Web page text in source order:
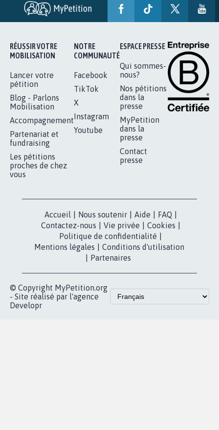
RÉUSSIR VOTRE
MOBILISATION
Lancer votre
pétition
Blog - Parlons
Mobilisation
Accompagnement
Partenariat et
fundraising
Les pétitions
proches de chez
vous
NOTRE
COMMUNAUTÉ
Facebook
TikTok
X
Instagram
Youtube
ESPACE PRESSE
Qui sommes-
nous?
Nos pétitions
dans la
presse
MyPetition
dans la
presse
Contact
presse
Accueil Nous soutenir Aide FAQ
Contactez-nous
Vie privée Cookies
Politique de confidentialité
Mentions légales
Conditions d'utilisation
Partenaires
© Copyright MyPetition.org
- Site réalisé par l'agence
Developr